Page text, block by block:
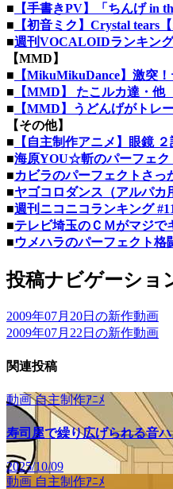
■ 【手書きPV】「ちんげ in
■ 【初音ミク】Crystal tears
■週刊VOCALOIDランキン
【MMD】
■ 【MikuMikuDance】激突
■ 【MMD】 たこルカ達・
■ 【MMD】うどんげがトレ
【その他】
■ 【自主制作アニメ】眼鏡
■海原YOU☆斬のパーフェク
■カビラのパーフェクトさっ
■ヤゴコロダンス（アルパカ
■週刊ニコニコランキング
■テレビ埼玉のＣＭがマジ
■ウメハラのパーフェクト格
投稿ナビゲーショ
2009年07月20日の新作動画
2009年07月22日の新作動画
関連投稿
動画自主制作ｱﾆﾒ
寿司屋で繰り広げられる音
2025/10/09
動画 自主制作ｱﾆﾒ